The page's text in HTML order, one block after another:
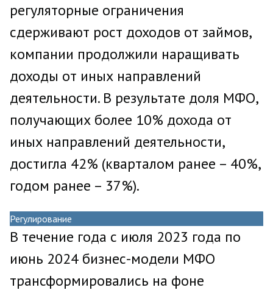
регуляторные ограничения
сдерживают рост доходов от займов,
компании продолжили наращивать
доходы от иных направлений
деятельности. В результате доля МФО,
получающих более 10% дохода от
иных направлений деятельности,
достигла 42% (кварталом ранее – 40%,
годом ранее – 37%).
Регулирование
В течение года с июля 2023 года по
июнь 2024 бизнес-модели МФО
трансформировались на фоне